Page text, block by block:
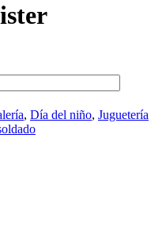
, Día del niño, Juguetería